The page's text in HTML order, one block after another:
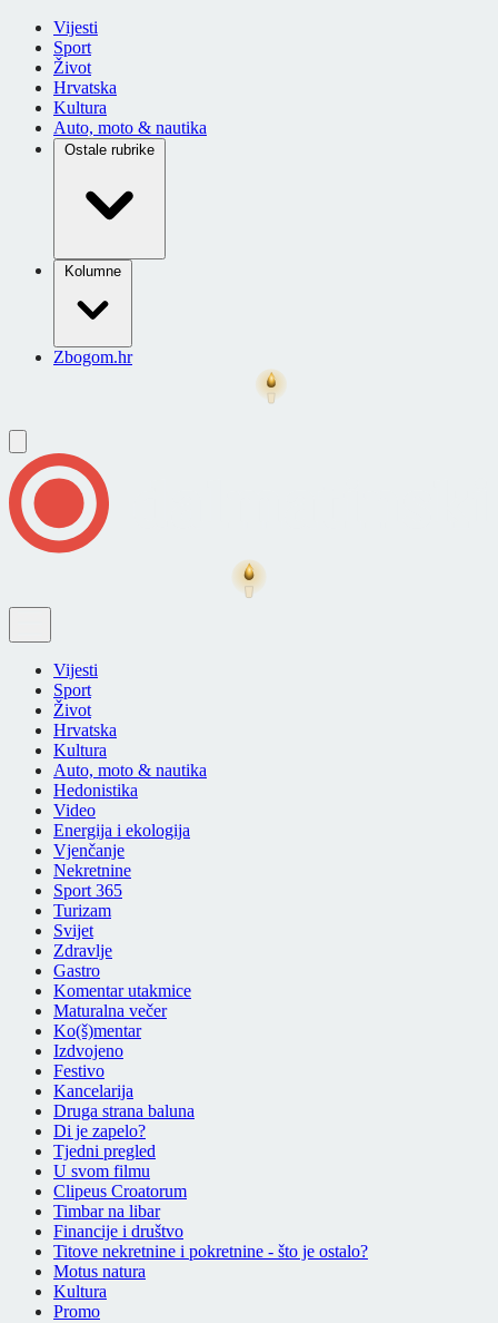
Vijesti
Sport
Život
Hrvatska
Kultura
Auto, moto & nautika
Ostale rubrike
Kolumne
Zbogom.hr
Vijesti
Sport
Život
Hrvatska
Kultura
Auto, moto & nautika
Hedonistika
Video
Energija i ekologija
Vjenčanje
Nekretnine
Sport 365
Turizam
Svijet
Zdravlje
Gastro
Komentar utakmice
Maturalna večer
Ko(š)mentar
Izdvojeno
Festivo
Kancelarija
Druga strana baluna
Di je zapelo?
Tjedni pregled
U svom filmu
Clipeus Croatorum
Timbar na libar
Financije i društvo
Titove nekretnine i pokretnine - što je ostalo?
Motus natura
Kultura
Promo